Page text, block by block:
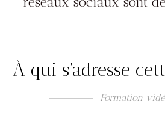
À qui s’adresse
Formation